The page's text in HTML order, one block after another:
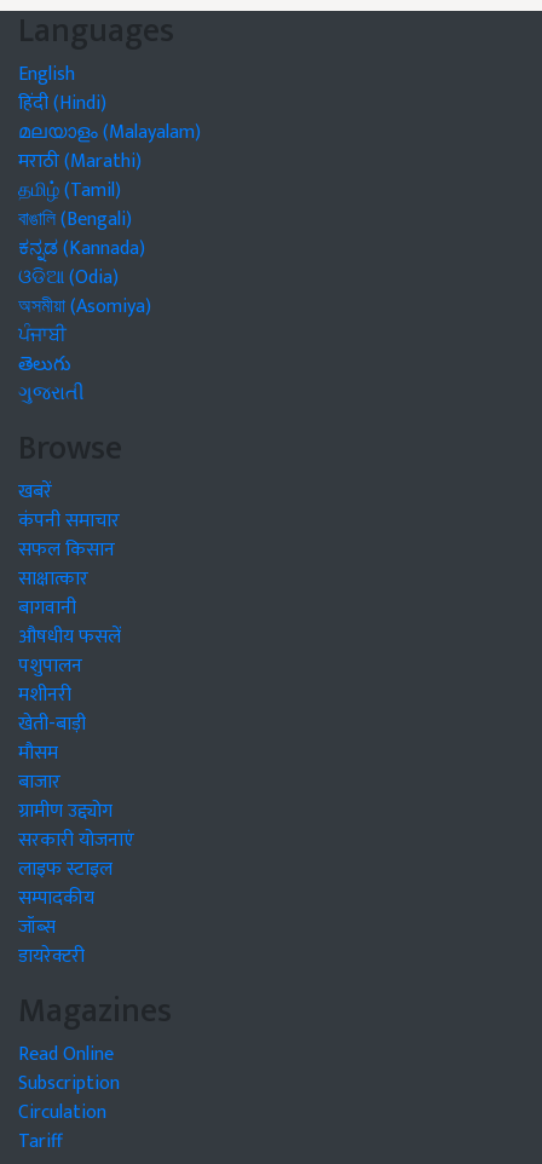
Languages
English
हिंदी (Hindi)
മലയാളം (Malayalam)
मराठी (Marathi)
தமிழ் (Tamil)
বাঙালি (Bengali)
ಕನ್ನಡ (Kannada)
ଓଡିଆ (Odia)
অসমীয়া (Asomiya)
ਪੰਜਾਬੀ
తెలుగు
ગુજરાતી
Browse
खबरें
कंपनी समाचार
सफल किसान
साक्षात्कार
बागवानी
औषधीय फसलें
पशुपालन
मशीनरी
खेती-बाड़ी
मौसम
बाजार
ग्रामीण उद्द्योग
सरकारी योजनाएं
लाइफ स्टाइल
सम्पादकीय
जॉब्स
डायरेक्टरी
Magazines
Read Online
Subscription
Circulation
Tariff